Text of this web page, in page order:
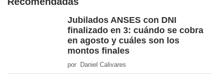
Jubilados ANSES con DNI
finalizado en 3: cuándo se cobra
en agosto y cuáles son los
montos finales
por Daniel Calivares